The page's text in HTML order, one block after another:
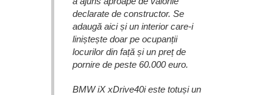
declarate de constructor. Se
adaugă aici și un interior care-i
liniștește doar pe ocupanții
locurilor din față și un preț de
pornire de peste 60.000 euro.
BMW iX xDrive40i este totuși un